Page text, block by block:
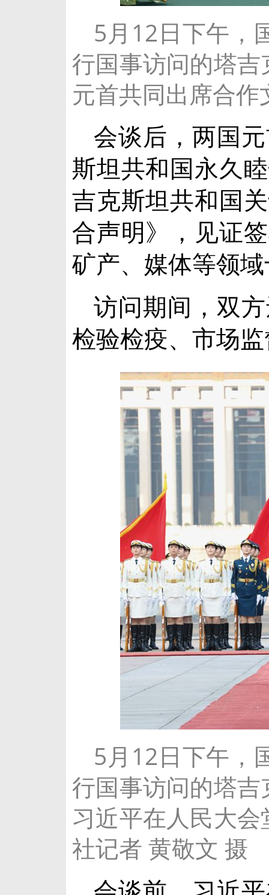
5月12日下午，
行国事访问的塔
元首共同出席合
会谈后，两国
斯坦共和国永久
吉克斯坦共和国
合声明》，见证
矿产、媒体等领
访问期间，双
检验检疫、市场
5月12日下午，
行国事访问的塔
习近平在人民大
社记者 黄敬文 摄